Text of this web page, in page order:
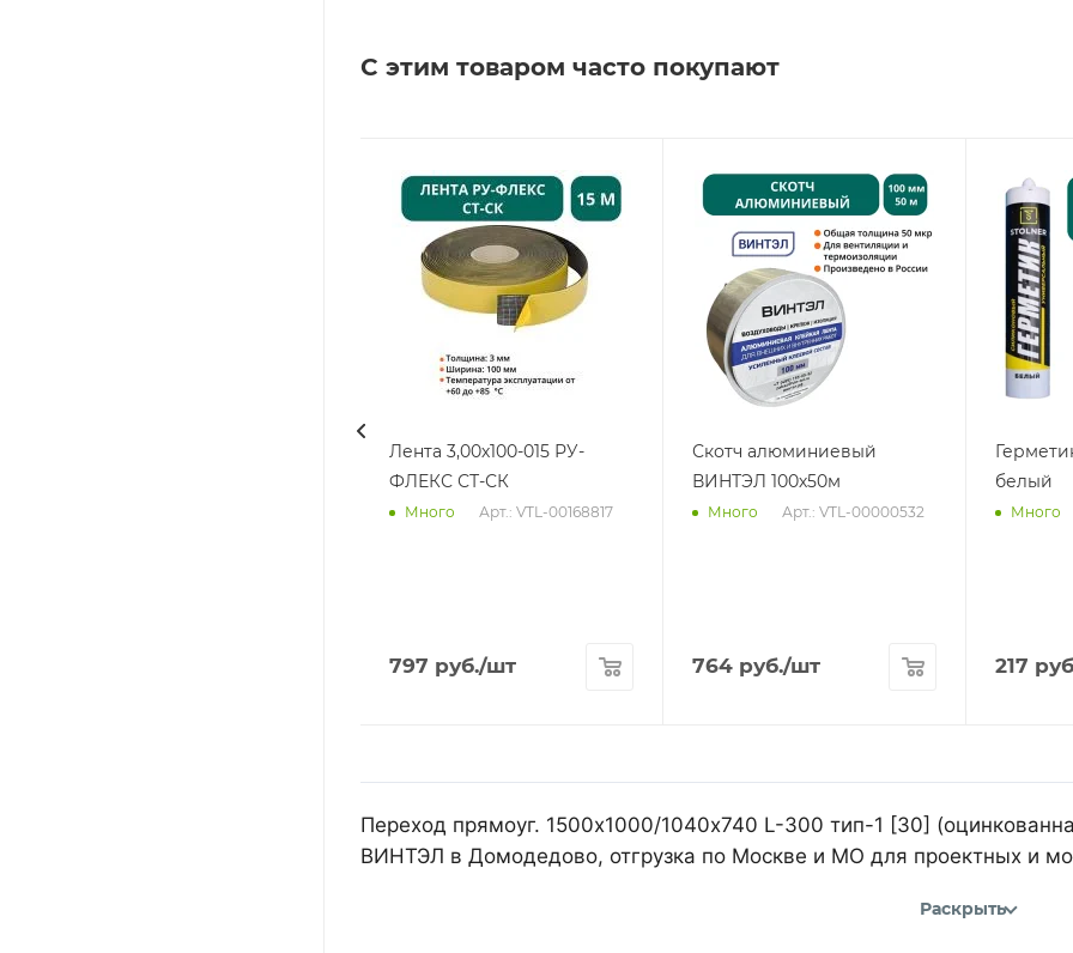
С этим товаром часто покупают
Лента 3,00х100-015 РУ-
ФЛЕКС СТ-СК
Много Арт.: VTL-00168817
797 руб./шт
Скотч алюминиевый
ВИНТЭЛ 100х50м
Много Арт.: VTL-00000532
764 руб./шт
белый
Много
217
Переход прямоуг. 1500х1000/1040х740 L-300 тип-1 [30]
ВИНТЭЛ в Домодедово, отгрузка по Москве и МО для проектных и
Раскрыть